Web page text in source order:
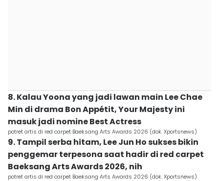
8. Kalau Yoona yang jadi lawan main Lee Chae
Min di drama Bon Appétit, Your Majesty ini
masuk jadi nomine Best Actress
potret artis di red carpet Baeksang Arts Awards 2026 (dok. Xportsnews)
9. Tampil serba hitam, Lee Jun Ho sukses bikin
penggemar terpesona saat hadir di red carpet
Baeksang Arts Awards 2026, nih
potret artis di red carpet Baeksang Arts Awards 2026 (dok. Xportsnews)